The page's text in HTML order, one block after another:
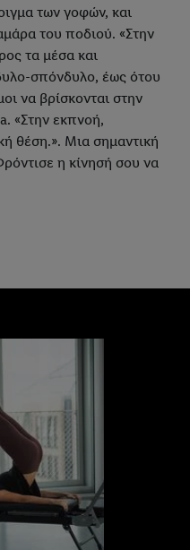
των γοφών, και
του ποδιού. «Στην
τα μέσα και
σπόνδυλο, έως ότου
να βρίσκονται στην
«Στην εκπνοή,
θέση.». Μια σημαντική
η κίνησή σου να